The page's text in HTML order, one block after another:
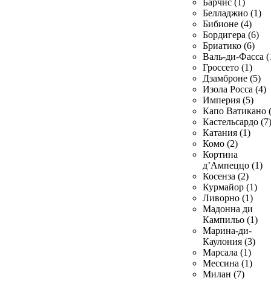
Барчис (1)
Белладжио (1)
Бибионе (4)
Бордигера (6)
Бриатико (6)
Валь-ди-Фасса
Гроссето (1)
Дзамброне (5)
Изола Росса (4)
Империя (5)
Капо Ватикано
Кастельсардо (7)
Катания (1)
Комо (2)
Кортина
д’Ампеццо (1)
Косенза (2)
Курмайор (1)
Ливорно (1)
Мадонна ди
Кампильо (1)
Марина-ди-
Каулония (3)
Марсала (1)
Мессина (1)
Милан (7)